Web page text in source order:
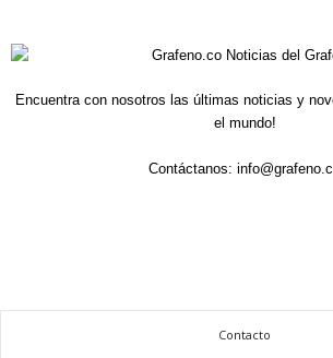
Encuentra con nosotros las últimas noticias y
el mundo!
Contáctanos:
Contacto